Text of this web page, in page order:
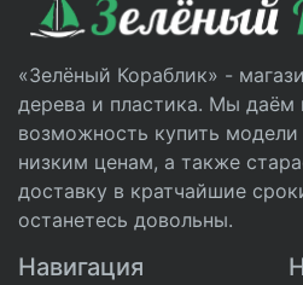
«Зелёный Кораблик» -
дерева и пластика. Мы даём
возможность купить
низким ценам, а также
доставку в кратчайшие
останетесь довольны.
Навигация